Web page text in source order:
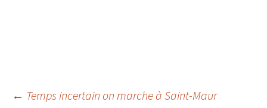
← Temps incertain on marche à Saint-Maur